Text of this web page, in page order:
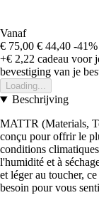
Vanaf
€ 75,00 € 44,40 -41%
+€ 2,22 cadeau voor
bevestiging van je
Loading...
Beschrijving
MATTR (Materials,
conçu pour offrir le
conditions
l'humidité et à
et léger au toucher,
besoin pour vous